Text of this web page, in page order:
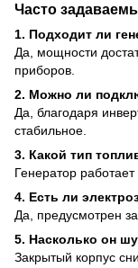
Часто
1. Подходит ли
Да, мощности
приборов.
2. Можно ли
Да, благодаря
стабильное.
3. Какой тип
Генератор
4. Есть ли
Да, предусмотрен
5. Насколько он
Закрытый корпус